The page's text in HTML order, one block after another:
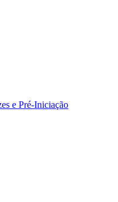
e Pré-Iniciação